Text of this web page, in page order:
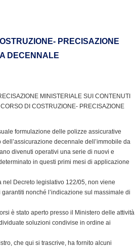
PRECISAZIONE
DECENNALE
MINISTERIALE SUI CONTENUTI
DI COSTRUZIONE- PRECISAZIONE
formulazione delle polizze assicurative
decennale dell’immobile da
divenuti operativi una serie di nuovi e
in questi primi mesi di applicazione
Decreto legislativo 122/05, non viene
nonché l’indicazione sul massimale di
è stato aperto presso il Ministero delle attività
soluzioni condivise in ordine ai
che qui si trascrive, ha fornito alcuni